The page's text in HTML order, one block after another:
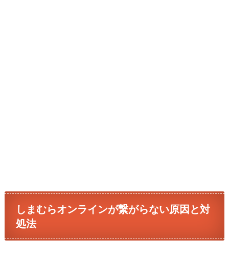
しまむらオンラインが繋がらない原因と対
処法